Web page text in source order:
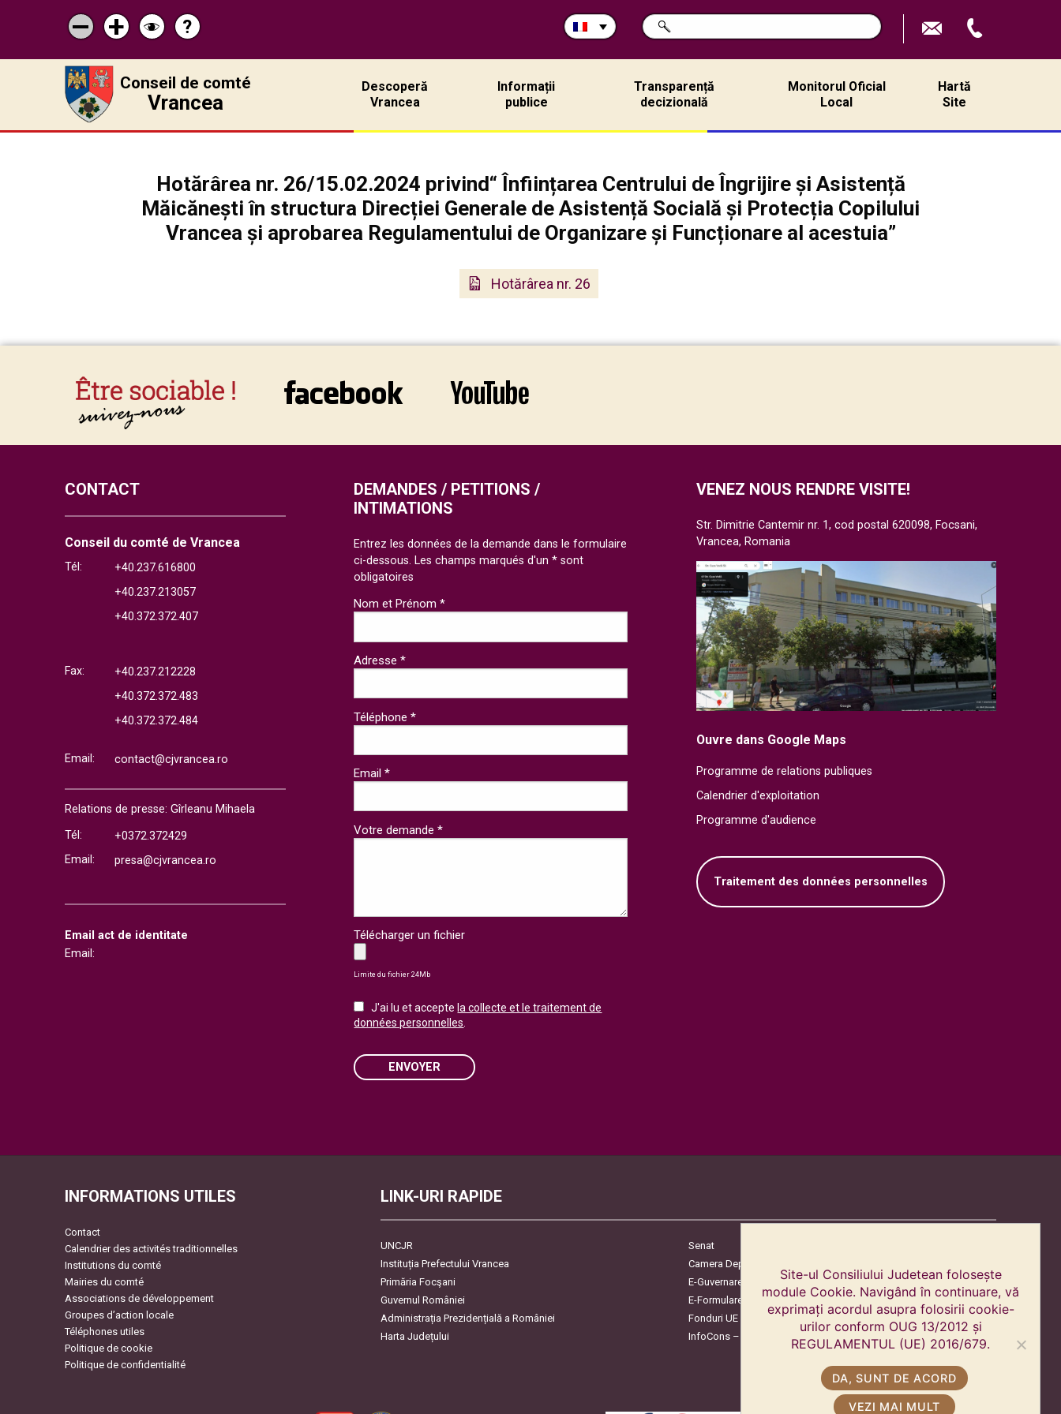
Micșorează
scrisul
Mărește
scrisul
Schimbă
contrastul
Pagina
de
ajutor
?
Rechercher
sur
CHERCHER
Conseil de comté
Vrancea
Descoperă
Vrancea
Informații
publice
Transparență
decizională
Monitorul Oficial
Local
Hartă
Site
Hotărârea nr. 26/15.02.2024 privind“ Înființarea Centrului de Îngrijire și Asistență
Măicănești în structura Direcției Generale de Asistență Socială și Protecția Copilului
Vrancea și aprobarea Regulamentului de Organizare și Funcționare al acestuia”
Hotărârea nr. 26
CONTACT
Conseil du comté de Vrancea
Tél:
+40.237.616800
+40.237.213057
+40.372.372.407
Fax:
+40.237.212228
+40.372.372.483
+40.372.372.484
Email: contact@cjvrancea.ro
Relations de presse: Gîrleanu Mihaela
Tél:
+0372.372429
Email:
presa@cjvrancea.ro
Email act de identitate
Email:
VENEZ NOUS RENDRE VISITE!
Str. Dimitrie Cantemir nr. 1, cod postal 620098, Focsani,
Vrancea, Romania
Ouvre dans Google Maps
Programme de relations publiques
Calendrier d'exploitation
Programme d'audience
Traitement des données personnelles
DEMANDES / PETITIONS /
INTIMATIONS
Entrez les données de la demande dans le formulaire
ci-dessous. Les champs marqués d'un * sont
obligatoires
Nom et Prénom *
Adresse *
Téléphone *
Email *
Votre demande *
Télécharger un fichier
Limite du fichier 24Mb
J'ai lu et accepte la collecte et le traitement de
données personnelles.
ENVOYER
INFORMATIONS UTILES
Contact
Calendrier des activités traditionnelles
Institutions du comté
Mairies du comté
Associations de développement
Groupes d’action locale
Téléphones utiles
Politique de cookie
Politique de confidentialité
LINK-URI RAPIDE
UNCJR
Senat
Instituția Prefectului Vrancea
Camera Deputaților
Primăria Focşani
E-Guvernare
Guvernul României
E-Formulare
Administrația Prezidențială a României
Fonduri UE
Harta Județului
InfoCons – Protecția Consumatorilor
Site-ul Consiliului Judetean folosește
module Cookie. Navigând în continuare, vă
exprimați acordul asupra folosirii cookie-
urilor conform OUG 13/2012 și
REGULAMENTUL (UE) 2016/679.
DA, SUNT DE ACORD
VEZI MAI MULT